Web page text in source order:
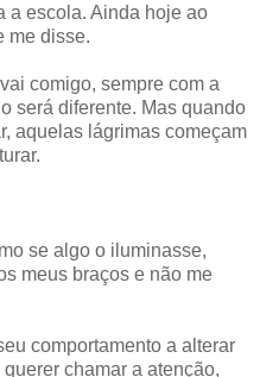
a escola. Ainda hoje ao
me disse.
comigo, sempre com a
será diferente. Mas quando
aquelas lágrimas começam
se algo o iluminasse,
meus braços e não me
comportamento a alterar
chamar a atenção,